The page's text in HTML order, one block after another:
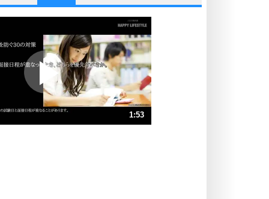
他人と比べない。
いっそのこと、他人を見ない。
プラス思考
ポジティブになれない原因は、行動
しないから。
ポジティブ思考になる30の方法
ストレス対策
1:53